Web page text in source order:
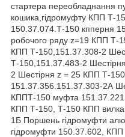
стартера переобладнання
кошика,гідромуфту КПП Т-
150.37.074.Т-150 кпперня
робочого ряду z=19 КПП Т-
КПП Т-150,151.37.308-2
Т-150,151.37.483-2
2 Шестірня z = 25 КПП Т-
151.37.356.151.37.303-2А
КППТ-150 муфта
КПП Т-150, Т-150 КПП
1Б Поршень гідромуфти
гідромуфти 150.37.602,